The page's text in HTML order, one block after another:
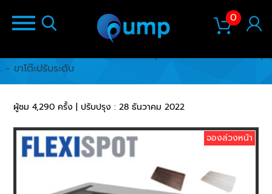
0
หน้าแรก/สินค้า/FLEXISPOT E3 (หน้าโต๊ะขนาด 60x120ซม.)
- ขาโต๊ะปรับระดับ
ผู้ชม 4,290 ครั้ง | ปรับปรุง : 28 ธันวาคม 2022
จองล่วงหน้า